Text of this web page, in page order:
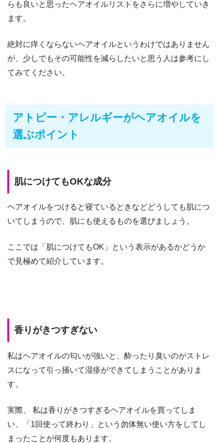
らも良いと思ったヘアオイルリストをさらに増やしていき
ます。
絶対に痒くならないヘアオイルというわけではありません
が、少しでもその可能性を減らしたいと思う人は参考にし
てみてください。
アトピー・アレルギーがヘアオイルを
選ぶポイント
肌につけてもOKな成分
ヘアオイルをつけると寝ているときなどどうしても肌につ
いてしまうので、肌にも使えるものを選びましょう。
ここでは「肌につけてもOK」という表示があるかどうか
で見極めて紹介しています。
香りがきつすぎない
私はヘアオイルの匂いが強いと、酔ったり臭いのがストレ
スになって引っ掻いて湿疹ができてしまうことがありま
す。
実際、 私は香りがきつすぎるヘアオイルを買ってしま
い、「1回使って終わり」という勿体無い使い方をしてし
まったことが何度もあります。